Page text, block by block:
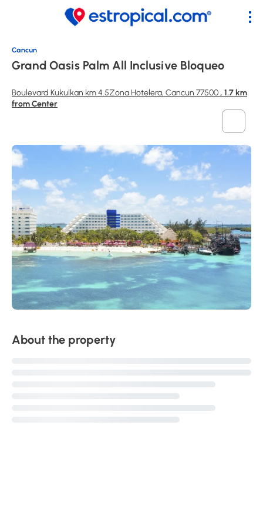
Cancun
Grand Oasis Palm All Inclusive Bloqueo
Boulevard Kukulkan km 4.5Zona Hotelera, Cancun 77500, 1.7 km
from Center
About the property